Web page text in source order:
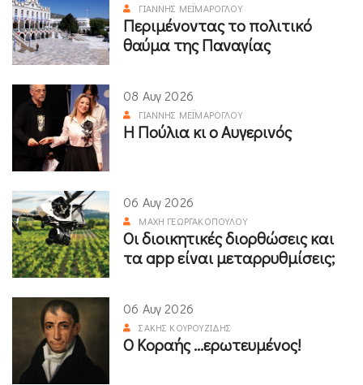
ΓΙΆΝΝΗΣ ΜΕΪΜΆΡΟΓΛΟΥ
Περιμένοντας το πολιτικό
θαύμα της Παναγίας
08 Αυγ 2026
ΓΙΆΝΝΗΣ ΜΕΪΜΆΡΟΓΛΟΥ
Η Πούλια κι ο Αυγερινός
06 Αυγ 2026
ΜΆΧΗ ΓΕΩΡΓΑΚΟΠΟΎΛΟΥ
Οι διοικητικές διορθώσεις και
τα app είναι μεταρρυθμίσεις;
06 Αυγ 2026
ΣΆΚΗΣ ΚΟΥΡΟΥΖΊΔΗΣ
Ο Κοραής ...ερωτευμένος!